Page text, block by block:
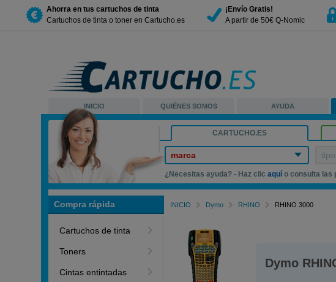
Ahorra en tus cartuchos de tinta
Cartuchos de tinta o toner en Cartucho.es
¡Envío Gratis!
A partir de 50€ Q-Nomic
INICIO QUIÉNES SOMOS AYUDA
CARTUCHO.ES
marca tipo
¿Necesitas ayuda? - Haz clicaquí o consulta las
Compra rápida
Cartuchos de tinta
Toners
Cintas entintadas
INICIO Dymo RHINO RHINO 3000
Dymo